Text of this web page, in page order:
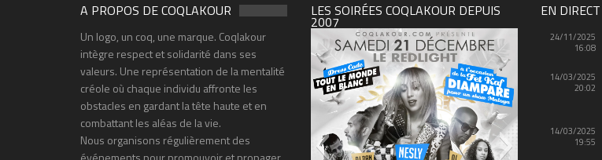
A PROPOS DE COQLAKOUR
Un logo, un coq, une marque. Coqlakour
intègre respect et solidarité dans ses
valeurs. Une représentation de la mentalité
créole où chaque individu affronte les
obstacles en gardant la tête haute et en
combattant les aléas de la vie.
Nous organisons régulièrement des
LES SOIRÉES COQLAKOUR DEPUIS
2007
EN DIRECT
24/11/2025
16:08
14/03/2025
20:02
14/03/2025
19:55